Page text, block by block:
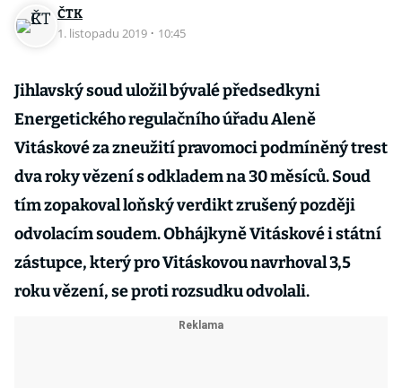
ČTK
1. listopadu 2019 · 10:45
Jihlavský soud uložil bývalé předsedkyni
Energetického regulačního úřadu Aleně
Vitáskové za zneužití pravomoci podmíněný trest
dva roky vězení s odkladem na 30 měsíců. Soud
tím zopakoval loňský verdikt zrušený později
odvolacím soudem. Obhájkyně Vitáskové i státní
zástupce, který pro Vitáskovou navrhoval 3,5
roku vězení, se proti rozsudku odvolali.